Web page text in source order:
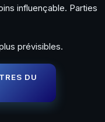
influençable. Parties
prévisibles.
DU